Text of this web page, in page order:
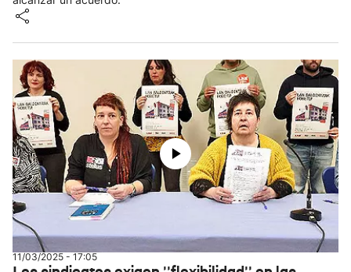
11/03/2025 - 17:05